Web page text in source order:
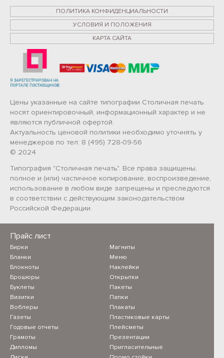
Прайс лист
Бирки
Бланки
Блокноты
Брошюры
Буклеты
Визитки
Воблеры
Газеты
Годовые отчеты
Грамоты
Дипломы
Магниты
Меню
Наклейки
Открытки
Пакеты
Папки
Плакаты
Пластиковые карты
Плейсметы
Презентации
Пригласительные
ПОЛИТИКА КОНФИДЕНЦИАЛЬНОСТИ
УСЛОВИЯ И ПОЛОЖЕНИЯ
КАРТА САЙТА
Цены указанные на сайте типографии Столичная печать
носят ориентировочный, информационный характер и не
являются публичной офертой.
Актуальность ценовой политики необходимо уточнять у
менеджеров по тел: 8 (495) 728-09-56
© 2024
Типография "Столичная печать". Все права защищены,
полное и (или) частичное копирование, воспроизведение,
использование в любом виде запрещены и преследуются
в соответствии с действующим законодательством
Российской Федерации.